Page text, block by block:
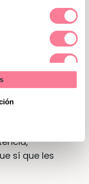
una
para preparar
Esto exige que
para
ir
ingredientes
sí que les